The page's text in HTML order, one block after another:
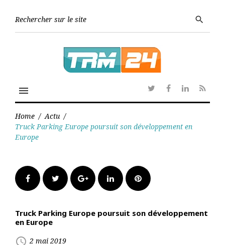
search
menu
TwitterFacebook
Linkedin
RSS
Home / Actu /
Truck Parking Europe poursuit son développement en
Europe
FacebookTwitter Google+LinkedInPinterest
Truck Parking Europe poursuit son développement
en Europe
access_time 2 mai 2019